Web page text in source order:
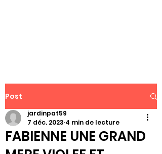
Post
FABIENNE UNE GRAND
jardinpat59
7 déc. 2023 4 min de lecture